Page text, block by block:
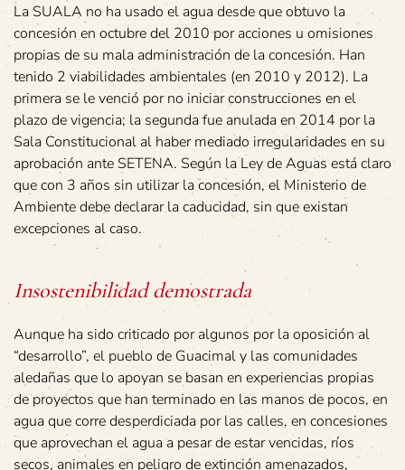
La SUALA no ha usado el agua desde que obtuvo la
concesión en octubre del 2010 por acciones u omisiones
propias de su mala administración de la concesión. Han
tenido 2 viabilidades ambientales (en 2010 y 2012). La
primera se le venció por no iniciar construcciones en el
plazo de vigencia; la segunda fue anulada en 2014 por la
Sala Constitucional al haber mediado irregularidades en su
aprobación ante SETENA. Según la Ley de Aguas está claro
que con 3 años sin utilizar la concesión, el Ministerio de
Ambiente debe declarar la caducidad, sin que existan
excepciones al caso.
Insostenibilidad demostrada
Aunque ha sido criticado por algunos por la oposición al
“desarrollo”, el pueblo de Guacimal y las comunidades
aledañas que lo apoyan se basan en experiencias propias
de proyectos que han terminado en las manos de pocos, en
agua que corre desperdiciada por las calles, en concesiones
que aprovechan el agua a pesar de estar vencidas, ríos
secos, animales en peligro de extinción amenazados,